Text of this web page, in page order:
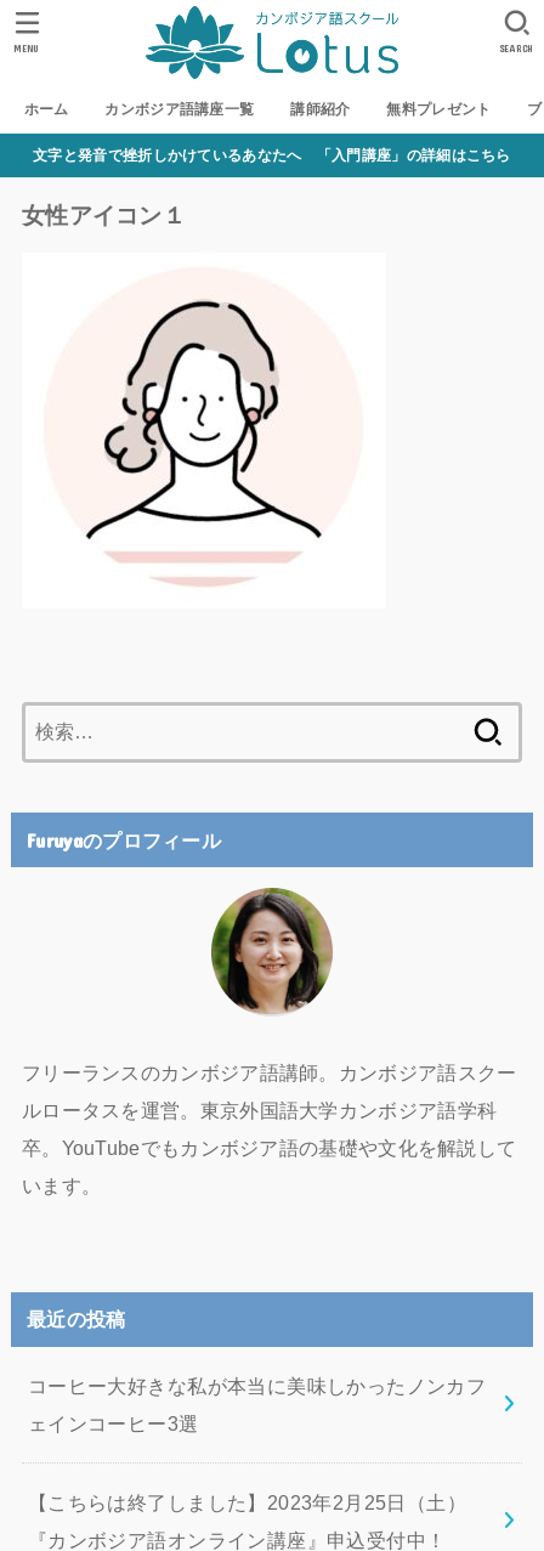
ホーム カンボジア語講座一覧 講師紹介 無料プレゼント
SEARCH
MENU
文字と発音で挫折しかけているあなたへ 「入門講座」の詳細はこちら
女性アイコン１
索:
Furuyaのプロフィール
フリーランスのカンボジア語講師。カンボジア語スクー
ルロータスを運営。東京外国語大学カンボジア語学科
卒。YouTubeでもカンボジア語の基礎や文化を解説して
います。
最近の投稿
コーヒー大好きな私が本当に美味しかったノンカフ
ェインコーヒー3選
【こちらは終了しました】2023年2月25日（土）
『カンボジア語オンライン講座』申込受付中！